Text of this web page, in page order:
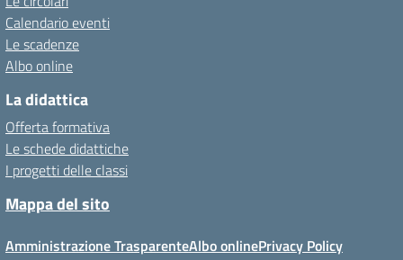
Calendario eventi
Le scadenze
Albo online
La didattica
Offerta formativa
Le schede didattiche
I progetti delle classi
Mappa del sito
Amministrazione TrasparenteAlbo onlinePrivacy Policy